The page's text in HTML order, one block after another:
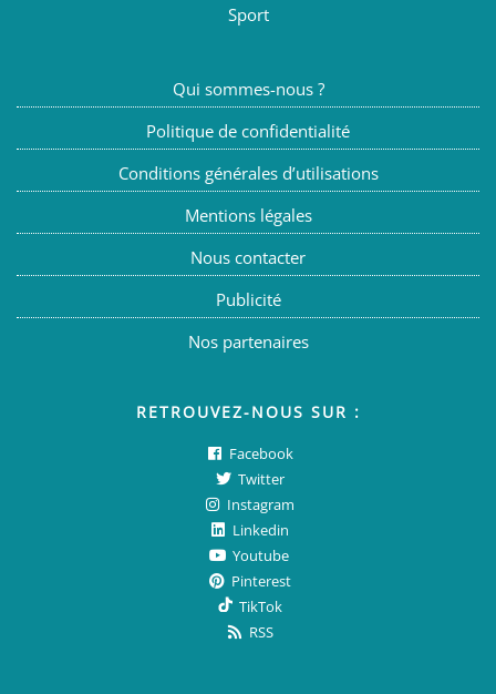
Sport
Qui sommes-nous ?
Politique de confidentialité
Conditions générales d’utilisations
Mentions légales
Nous contacter
Publicité
Nos partenaires
RETROUVEZ-NOUS SUR :
Facebook
Twitter
Instagram
Linkedin
Youtube
Pinterest
TikTok
RSS